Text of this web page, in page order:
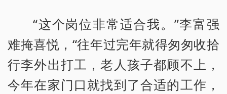
“这个岗位非常适合我。”李富强
难掩喜悦，“往年过完年就得匆匆收拾
行李外出打工，老人孩子都顾不上，
今年在家门口就找到了合适的工作，